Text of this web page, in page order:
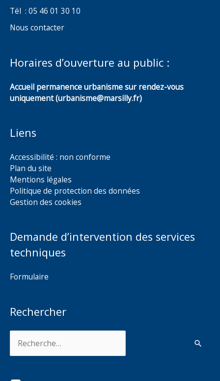
Tél : 05 46 01 30 10
Nous contacter
Horaires d’ouverture au public :
Accueil permanence urbanisme sur rendez-vous
uniquement (urbanisme@marsilly.fr)
Liens
Accessibilité : non conforme
Plan du site
Mentions légales
Politique de protection des données
Gestion des cookies
Demande d’intervention des services
techniques
Formulaire
Rechercher